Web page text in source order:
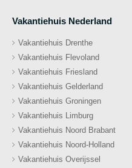
Vakantiehuis Nederland
Vakantiehuis Drenthe
Vakantiehuis Flevoland
Vakantiehuis Friesland
Vakantiehuis Gelderland
Vakantiehuis Groningen
Vakantiehuis Limburg
Vakantiehuis Noord Brabant
Vakantiehuis Noord-Holland
Vakantiehuis Overijssel